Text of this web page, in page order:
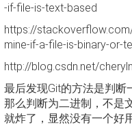
-if-file-is-text-based
https://
mine-if-a-file-is-binary-or-
http://blog.csdn.net/
最后发现Git的方法是判断
那么判断为二进制，不是
就炸了，显然没有一个好